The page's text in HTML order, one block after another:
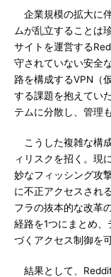
企業規模の拡大に
ムが乱立することは
サイトを運営する
守されていない安全
路を構成するVPN（
する課題を抱えてい
テムに分散し、管理
こうした複雑な構
ィリスクを招く。現
妙なフィッシング攻
に不正アクセスされ
フラの抜本的な改革
経路を1つにまとめ
づくアクセス制御を
結果として、